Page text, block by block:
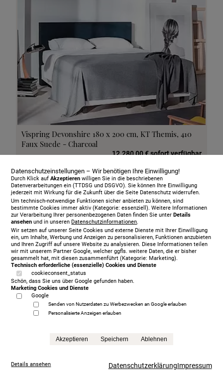
Vispring Devonshire 180 x 200 cm, KT Themis, 410
Faux Suede - Charcoal
12.280,00 € sofort verfügbar
Vispring Baronet Superb, 180 x 200 cm, inkl. 4
Anfrage
Datenschutzeinstellungen – Wir benötigen Ihre Einwilligung!
Durch Klick aufAkzeptieren willigen Sie in die beschriebenen
Datenverarbeitungen ein (TTDSG und DSGVO). Sie können Ihre Einwilligung
jederzeit mit Wirkung für die Zukunft über die Seite Datenschutz widerrufen.
Um technisch-notwendige Funktionen sicher anbieten zu können, sind
bestimmte Cookies immer aktiv (Kategorie: essenziell). Weitere Informationen
zur Verarbeitung Ihrer personenbezogenen Daten finden Sie unterDetails
ansehen und in unserenDatenschutzinformationen.
Wir setzen auf unserer Seite Cookies und externe Dienste mit Ihrer Einwilligung
ein, um Inhalte, Werbung und Anzeigen zu personalisieren, Funktionen anzubieten
und Ihren Zugriff auf unsere Website zu analysieren. Diese Informationen teilen
wir mit unserem Partner Google, welcher ggfls. weitere Daten, die er bisher
gesammelt hat, mit diesen zusammenführt (Kategorie: Marketing).
Technisch erforderliche (essenzielle) Cookies und Dienste
cookieconsent_status
Schön, dass Sie uns über Google gefunden haben.
Marketing Cookies und Dienste
Google
Senden von Nutzerdaten zu Werbezwecken an Google erlauben
Personalisierte Anzeigen erlauben
Akzeptieren Speichern Ablehnen
Details ansehen DatenschutzerklärungImpressum